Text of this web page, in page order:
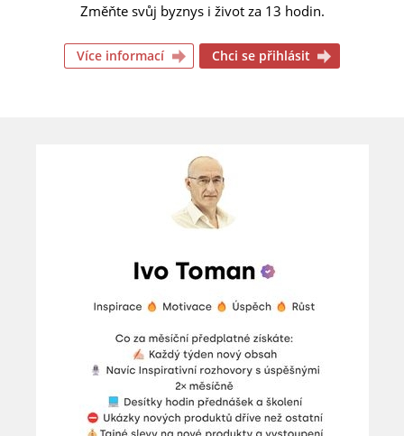
Změňte svůj byznys i život za 13 hodin.
Více informací Chci se přihlásit